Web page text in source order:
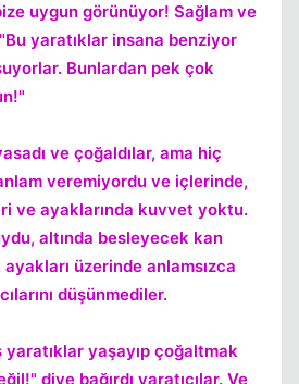
uygun görünüyor! Sağlam ve
yaratıklar insana benziyor
Bunlardan pek çok
ve çoğaldılar, ama hiç
veremiyordu ve içlerinde,
ve ayaklarında kuvvet yoktu.
altında besleyecek kan
üzerinde anlamsızca
düşünmediler.
yaratıklar yaşayıp çoğaltmak
diye bağırdı yaratıcılar. Ve